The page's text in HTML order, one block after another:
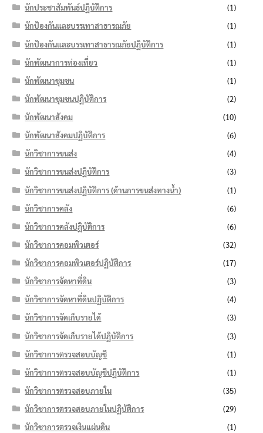
นักประชาสัมพันธ์ปฏิบัติการ
(1)
นักป้องกันและบรรเทาสาธารณภัย
(1)
นักป้องกันและบรรเทาสาธารณภัยปฏิบัติการ
(1)
นักพัฒนาการท่องเที่ยว
(1)
นักพัฒนาชุมชน
(1)
นักพัฒนาชุมชนปฏิบัติการ
(2)
นักพัฒนาสังคม
(10)
นักพัฒนาสังคมปฏิบัติการ
(6)
นักวิชาการขนส่ง
(4)
นักวิชาการขนส่งปฏิบัติการ
(3)
นักวิชาการขนส่งปฏิบัติการ (ด้านการขนส่งทางน้ำ)
(1)
นักวิชาการคลัง
(6)
นักวิชาการคลังปฏิบัติการ
(6)
นักวิชาการคอมพิวเตอร์
(32)
นักวิชาการคอมพิวเตอร์ปฏิบัติการ
(17)
นักวิชาการจัดหาที่ดิน
(3)
นักวิชาการจัดหาที่ดินปฏิบัติการ
(4)
นักวิชาการจัดเก็บรายได้
(3)
นักวิชาการจัดเก็บรายได้ปฏิบัติการ
(3)
นักวิชาการตรวจสอบบัญชี
(1)
นักวิชาการตรวจสอบบัญชีปฏิบัติการ
(1)
นักวิชาการตรวจสอบภายใน
(35)
นักวิชาการตรวจสอบภายในปฏิบัติการ
(29)
นักวิชาการตรวจเงินแผ่นดิน
(1)